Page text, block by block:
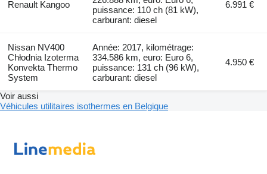
Renault Kangoo
puissance: 110 ch (81 kW),
carburant: diesel
6.991 €
Nissan NV400
Chłodnia Izoterma
Konvekta Thermo
System
Année: 2017, kilométrage:
334.586 km, euro: Euro 6,
puissance: 131 ch (96 kW),
carburant: diesel
4.950 €
Voir aussi
Véhicules utilitaires isothermes en Belgique